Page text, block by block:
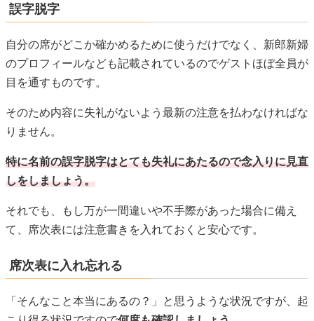
しをしましょう。
それでも、もし万が一間違いや不手際があった場合に備え
席次表に入れ忘れる
「そんなこと本当にあるの？」と思うような状況ですが、起
こり得る状況ですので
ケースとしては、誰を呼ぶのか試行錯誤していて入れ忘れて
しまった、返信はがきの見落とし、追加で招待したゲストの
入れ忘れなど･･･
で、 席次表が完成したら二人で何度もしっかり確認しましょ